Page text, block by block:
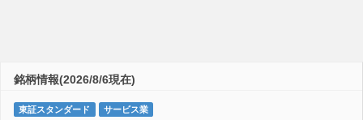
銘柄情報(2026/8/6現在)
東証スタンダード サービス業